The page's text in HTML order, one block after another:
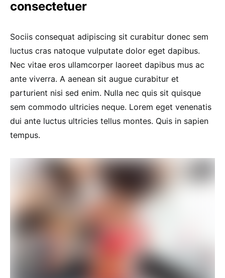
consectetuer
Sociis consequat adipiscing sit curabitur donec sem
luctus cras natoque vulputate dolor eget dapibus.
Nec vitae eros ullamcorper laoreet dapibus mus ac
ante viverra. A aenean sit augue curabitur et
parturient nisi sed enim. Nulla nec quis sit quisque
sem commodo ultricies neque. Lorem eget venenatis
dui ante luctus ultricies tellus montes. Quis in sapien
tempus.